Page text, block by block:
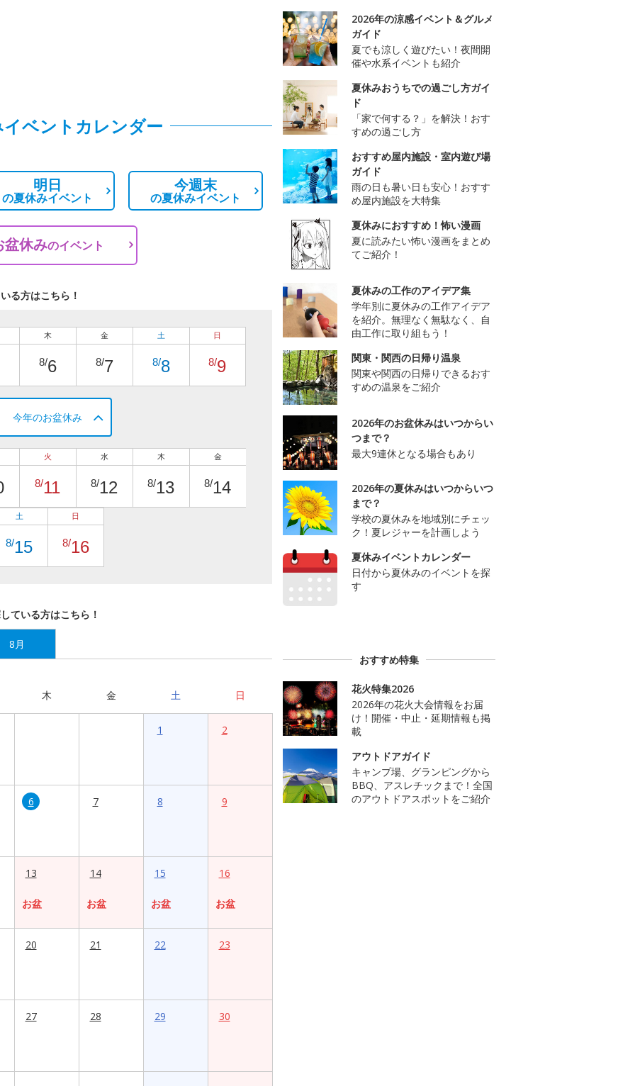
ベントカレンダー
明日
の夏休みイベント
今週末
の夏休みイベント
盆休みのイベント
る方はこちら！
木
8/6
金
8/7
土
8/8
日
8/9
今年のお盆休み
火
8/11
水
8/12
木
8/13
金
8/14
土
8/15
日
8/16
ている方はこちら！
8月
木 金 土 日
1 2
6 7 8 9
13
お盆
14
お盆
15
お盆
16
お盆
20 21 22 23
27 28 29 30
2026年の涼感イベント＆グルメ
ガイド
夏でも涼しく遊びたい！夜間開
催や水系イベントも紹介
夏休みおうちでの過ごし方ガイ
ド
「家で何する？」を解決！おす
すめの過ごし方
おすすめ屋内施設・室内遊び場
ガイド
雨の日も暑い日も安心！おすす
め屋内施設を大特集
夏休みにおすすめ！怖い漫画
夏に読みたい怖い漫画をまとめ
てご紹介！
夏休みの工作のアイデア集
学年別に夏休みの工作アイデア
を紹介。無理なく無駄なく、自
由工作に取り組もう！
関東・関西の日帰り温泉
関東や関西の日帰りできるおす
すめの温泉をご紹介
2026年のお盆休みはいつからい
つまで？
最大9連休となる場合もあり
2026年の夏休みはいつからいつ
まで？
学校の夏休みを地域別にチェッ
ク！夏レジャーを計画しよう
夏休みイベントカレンダー
日付から夏休みのイベントを探
す
おすすめ特集
花火特集2026
2026年の花火大会情報をお届
け！開催・中止・延期情報も掲
載
アウトドアガイド
キャンプ場、グランピングから
BBQ、アスレチックまで！全国
のアウトドアスポットをご紹介